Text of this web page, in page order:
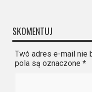
SKOMENTUJ
Twó adres e-mail nie
pola są oznaczone *